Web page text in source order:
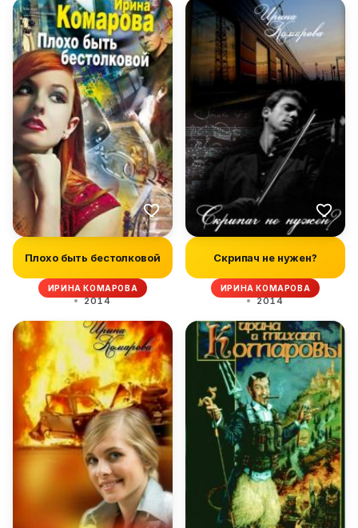
Плохо быть бестолковой
ИРИНА КОМАРОВА
2014
Скрипач не нужен?
ИРИНА КОМАРОВА
2014